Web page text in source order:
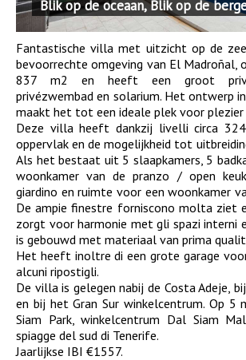
Blik op de oceaan, Blik op de
Fantastische villa met uitzicht op de
bevoorrechte omgeving van El Madroñal,
837 m2 en heeft een groot
privézwembad en solarium. Het ontwerp
maakt het tot een ideale plek voor plezier
Deze villa heeft dankzij livelli circa
oppervlak en de mogelijkheid tot
Als het bestaat uit 5 slaapkamers, 5
woonkamer van de pranzo / open
giardino en ruimte voor een woonkamer
De ampie finestre forniscono molta ziet
zorgt voor harmonie met gli spazi interni
is gebouwd met materiaal van prima
Het heeft inoltre di een grote garage voor
alcuni ripostigli.
De villa is gelegen nabij de Costa Adeje,
en bij het Gran Sur winkelcentrum. Op 5
Siam Park, winkelcentrum Dal Siam
spiagge del sud di Tenerife.
Jaarlijkse IBI €1557.